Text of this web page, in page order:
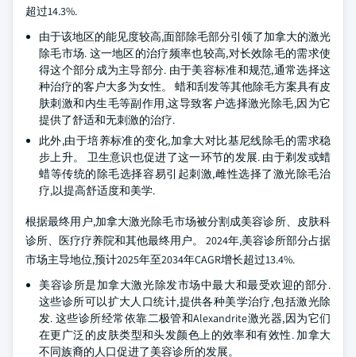
超过14.3%.
由于该地区的能见度较高,面部除毛部分引领了加拿大的激光
除毛市场. 这一地区的治疗频率也较高,对长效除毛的需求使
得这个部分成为主导部分. 由于美容标准和规范,通常选择这
种治疗的客户大多为女性。 蜡和刮发等其他除毛方案具有皮
肤刺激和内生毛等副作用,这导致客户选择激光除毛,因为它
提供了舒适和无刺激的治疗.
此外,由于培养标准的变化,加拿大对比基尼线除毛的需求稳
步上升。 卫生意识也促进了这一环节的发展. 由于剃发或蜡
蜡等传统的除毛选择容易引起刺激,雌性选择了激光除毛治
疗,以提高舒适度和美学.
根据最终用户,加拿大激光除毛市场被分割成美容诊所、皮肤科
诊所、医疗疗养院和其他最终用户。 2024年,美容诊所部分占据
市场主导地位,预计2025年至2034年CAGR增长超过13.4%.
美容诊所是加拿大激光除发市场中最大和最受欢迎的部分.
这些诊所可以扩大人口统计,提供各种美学治疗,包括激光除
发. 这些诊所经常依靠二极管和Alexandrite激光器,因为它们
在更广泛的皮肤类型和头发颜色上的效率和有效性. 加拿大
不同族裔的人口促进了美容诊所的发展。